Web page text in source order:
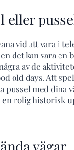
eller
vid att vara i
det kan vara en
av de
old days. Att
pussel med dina
en rolig historisk
vägar